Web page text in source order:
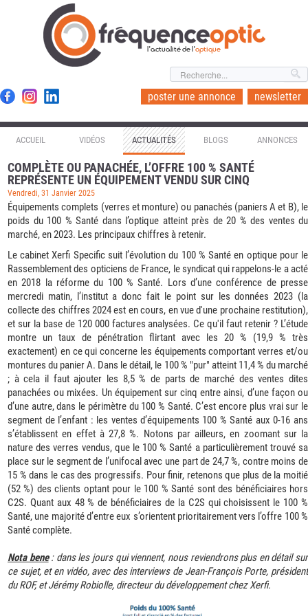
l'actualité de l'optique
poster une annonce newsletter
ACCUEIL VIDÉOS ACTUALITÉS BLOGS ANNONCES
COMPLÈTE OU PANACHÉE, L’OFFRE 100 % SANTÉ
REPRÉSENTE UN ÉQUIPEMENT VENDU SUR CINQ
Vendredi, 31 Janvier 2025
Équipements complets (verres et monture) ou panachés (paniers A et B), le
poids du 100 % Santé dans l’optique atteint près de 20 % des ventes du
marché, en 2023. Les principaux chiffres à retenir.
Le cabinet Xerfi Specific suit l’évolution du 100 % Santé en optique pour le
Rassemblement des opticiens de France, le syndicat qui rappelons-le a acté
en 2018 la réforme du 100 % Santé. Lors d’une conférence de presse
mercredi matin, l’institut a donc fait le point sur les données 2023 (la
collecte des chiffres 2024 est en cours, en vue d'une prochaine restitution),
et sur la base de 120 000 factures analysées. Ce qu'il faut retenir ? L’étude
montre un taux de pénétration flirtant avec les 20 % (19,9 % très
exactement) en ce qui concerne les équipements comportant verres et/ou
montures du panier A. Dans le détail, le 100 % "pur" atteint 11,4 % du marché
; à cela il faut ajouter les 8,5 % de parts de marché des ventes dites
panachées ou mixées. Un équipement sur cinq entre ainsi, d’une façon ou
d’une autre, dans le périmètre du 100 % Santé. C’est encore plus vrai sur le
segment de l’enfant : les ventes d’équipements 100 % Santé aux 0-16 ans
s’établissent en effet à 27,8 %. Notons par ailleurs, en zoomant sur la
nature des verres vendus, que le 100 % Santé a particulièrement trouvé sa
place sur le segment de l’unifocal avec une part de 24,7 %, contre moins de
15 % dans le cas des progressifs. Pour finir, retenons que plus de la moitié
(52 %) des clients optant pour le 100 % Santé sont des bénéficiaires hors
C2S. Quant aux 48 % de bénéficiaires de la C2S qui choisissent le 100 %
Santé, une majorité d’entre eux s’orientent prioritairement vers l’offre 100 %
Santé complète.
Nota bene: dans les jours qui viennent, nous reviendrons plus en détail sur
ce sujet, et en vidéo, avec des interviews de Jean-François Porte, président
du ROF, et Jérémy Robiolle, directeur du développement chez Xerfi.